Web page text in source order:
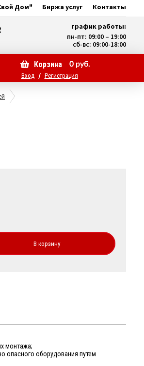
Дом" Биржа услуг Контакты
график работы:
пн-пт: 09:00 – 19:00
сб-вс: 09:00-18:00
Корзина 0руб.
Вход / Регистрация
В корзину
монтажа;
опасного оборудования путем